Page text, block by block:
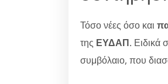
Τόσο νέες όσο και
της ΕΥΔΑΠ. Ειδικά
συμβόλαιο, που